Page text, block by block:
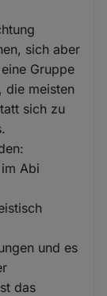
sich aber
Gruppe
die meisten
sich zu
Abi
und es
das